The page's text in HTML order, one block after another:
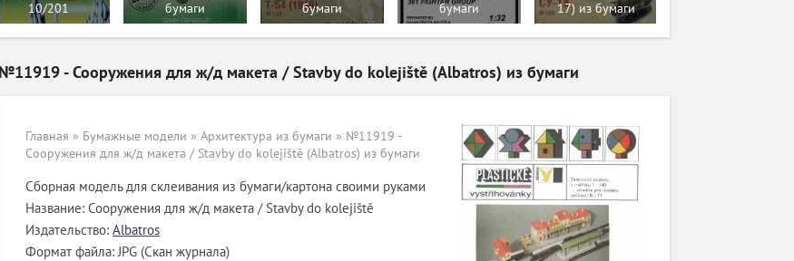
10/201
бумаги
бумаги
бумаги
17) из бумаги
№11919 - Сооружения для ж/д макета / Stavby do kolejiště (Albatros) из бумаги
Главная » Бумажные модели » Архитектура из бумаги » №11919 -
Сооружения для ж/д макета / Stavby do kolejiště (Albatros) из бумаги
Сборная модель для склеивания из бумаги/картона своими руками
Название: Сооружения для ж/д макета / Stavby do kolejiště
Издательство: Albatros
Формат файла: JPG (Скан журнала)